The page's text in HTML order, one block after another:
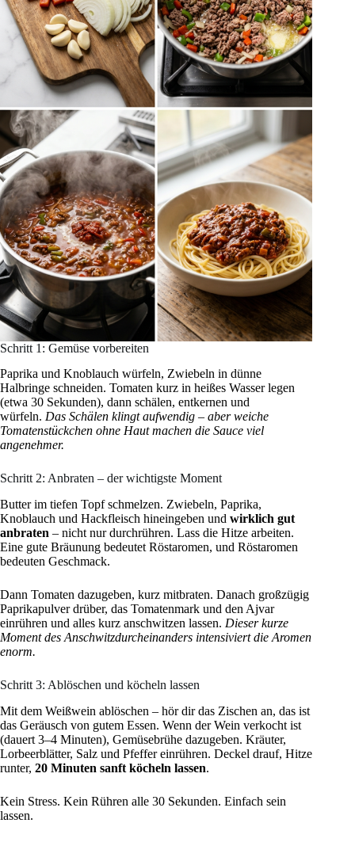
Schritt 1: Gemüse vorbereiten
Paprika und Knoblauch würfeln, Zwiebeln in dünne
Halbringe schneiden. Tomaten kurz in heißes Wasser legen
(etwa 30 Sekunden), dann schälen, entkernen und
würfeln. Das Schälen klingt aufwendig – aber weiche
Tomatenstückchen ohne Haut machen die Sauce viel
angenehmer.
Schritt 2: Anbraten – der wichtigste Moment
Butter im tiefen Topf schmelzen. Zwiebeln, Paprika,
Knoblauch und Hackfleisch hineingeben und wirklich gut
anbraten – nicht nur durchrühren. Lass die Hitze arbeiten.
Eine gute Bräunung bedeutet Röstaromen, und Röstaromen
bedeuten Geschmack.
Dann Tomaten dazugeben, kurz mitbraten. Danach großzügig
Paprikapulver drüber, das Tomatenmark und den Ajvar
einrühren und alles kurz anschwitzen lassen. Dieser kurze
Moment des Anschwitzdurcheinanders intensiviert die Aromen
enorm.
Schritt 3: Ablöschen und köcheln lassen
Mit dem Weißwein ablöschen – hör dir das Zischen an, das ist
das Geräusch von gutem Essen. Wenn der Wein verkocht ist
(dauert 3–4 Minuten), Gemüsebrühe dazugeben. Kräuter,
Lorbeerblätter, Salz und Pfeffer einrühren. Deckel drauf, Hitze
runter, 20 Minuten sanft köcheln lassen.
Kein Stress. Kein Rühren alle 30 Sekunden. Einfach sein
lassen.